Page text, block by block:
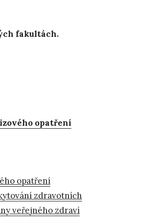
fakultách.
opatření
opatření
zdravotních
veřejného zdraví